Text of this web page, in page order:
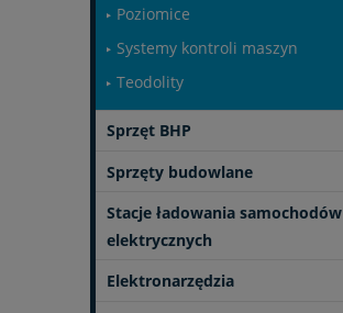
Poziomice
Systemy kontroli maszyn
Teodolity
Sprzęt BHP
Sprzęty budowlane
Stacje ładowania samochodów
elektrycznych
Elektronarzędzia